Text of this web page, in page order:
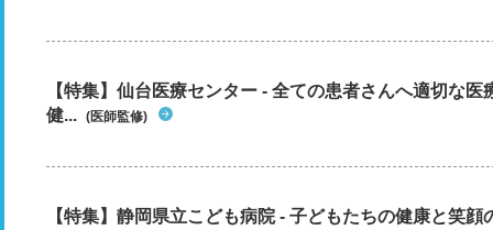
【特集】仙台医療センター - 全ての患者さんへ適切な
健... (医師監修)
【特集】静岡県立こども病院 - 子どもたちの健康と笑